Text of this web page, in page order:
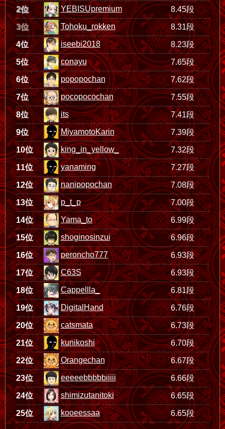
2位 YEBISUpremium 8.45段
3位 Tohoku_rokken 8.31段
4位 iseebi2018 8.23段
5位 conayu 7.65段
6位 popopochan 7.62段
7位 pocopocochan 7.55段
8位 its 7.41段
9位 MiyamotoKarin 7.39段
10位 king_in_yellow_ 7.32段
11位 yanaming 7.27段
12位 nanipopochan 7.08段
13位 p_t_p 7.00段
14位 Yama_to 6.99段
15位 shoginosinzui 6.96段
16位 peroncho777 6.93段
17位 C63S 6.93段
18位 Cappellla_ 6.81段
19位 DigitalHand 6.76段
20位 catsmata 6.73段
21位 kunikoshi 6.70段
22位 Orangechan 6.67段
23位 eeeeebbbbbiiiii 6.66段
24位 shimizutanitoki 6.65段
25位 kooeessaa 6.65段